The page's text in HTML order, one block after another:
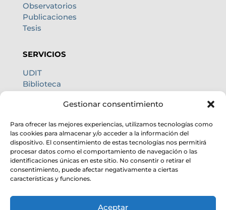
Gestionar consentimiento
Para ofrecer las mejores experiencias, utilizamos tecnologías como
las cookies para almacenar y/o acceder a la información del
dispositivo. El consentimiento de estas tecnologías nos permitirá
procesar datos como el comportamiento de navegación o las
identificaciones únicas en este sitio. No consentir o retirar el
consentimiento, puede afectar negativamente a ciertas
características y funciones.
Aceptar
Observatorios
Publicaciones
Tesis
SERVICIOS
UDIT
Biblioteca
Oficina internacional